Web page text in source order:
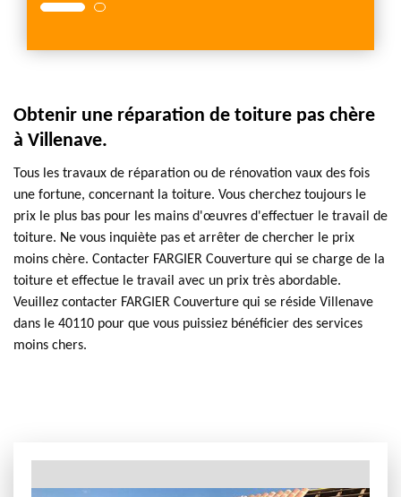
Obtenir une réparation de toiture pas chère
à Villenave.
Tous les travaux de réparation ou de rénovation vaux des fois
une fortune, concernant la toiture. Vous cherchez toujours le
prix le plus bas pour les mains d'œuvres d'effectuer le travail de
toiture. Ne vous inquiète pas et arrêter de chercher le prix
moins chère. Contacter FARGIER Couverture qui se charge de la
toiture et effectue le travail avec un prix très abordable.
Veuillez contacter FARGIER Couverture qui se réside Villenave
dans le 40110 pour que vous puissiez bénéficier des services
moins chers.